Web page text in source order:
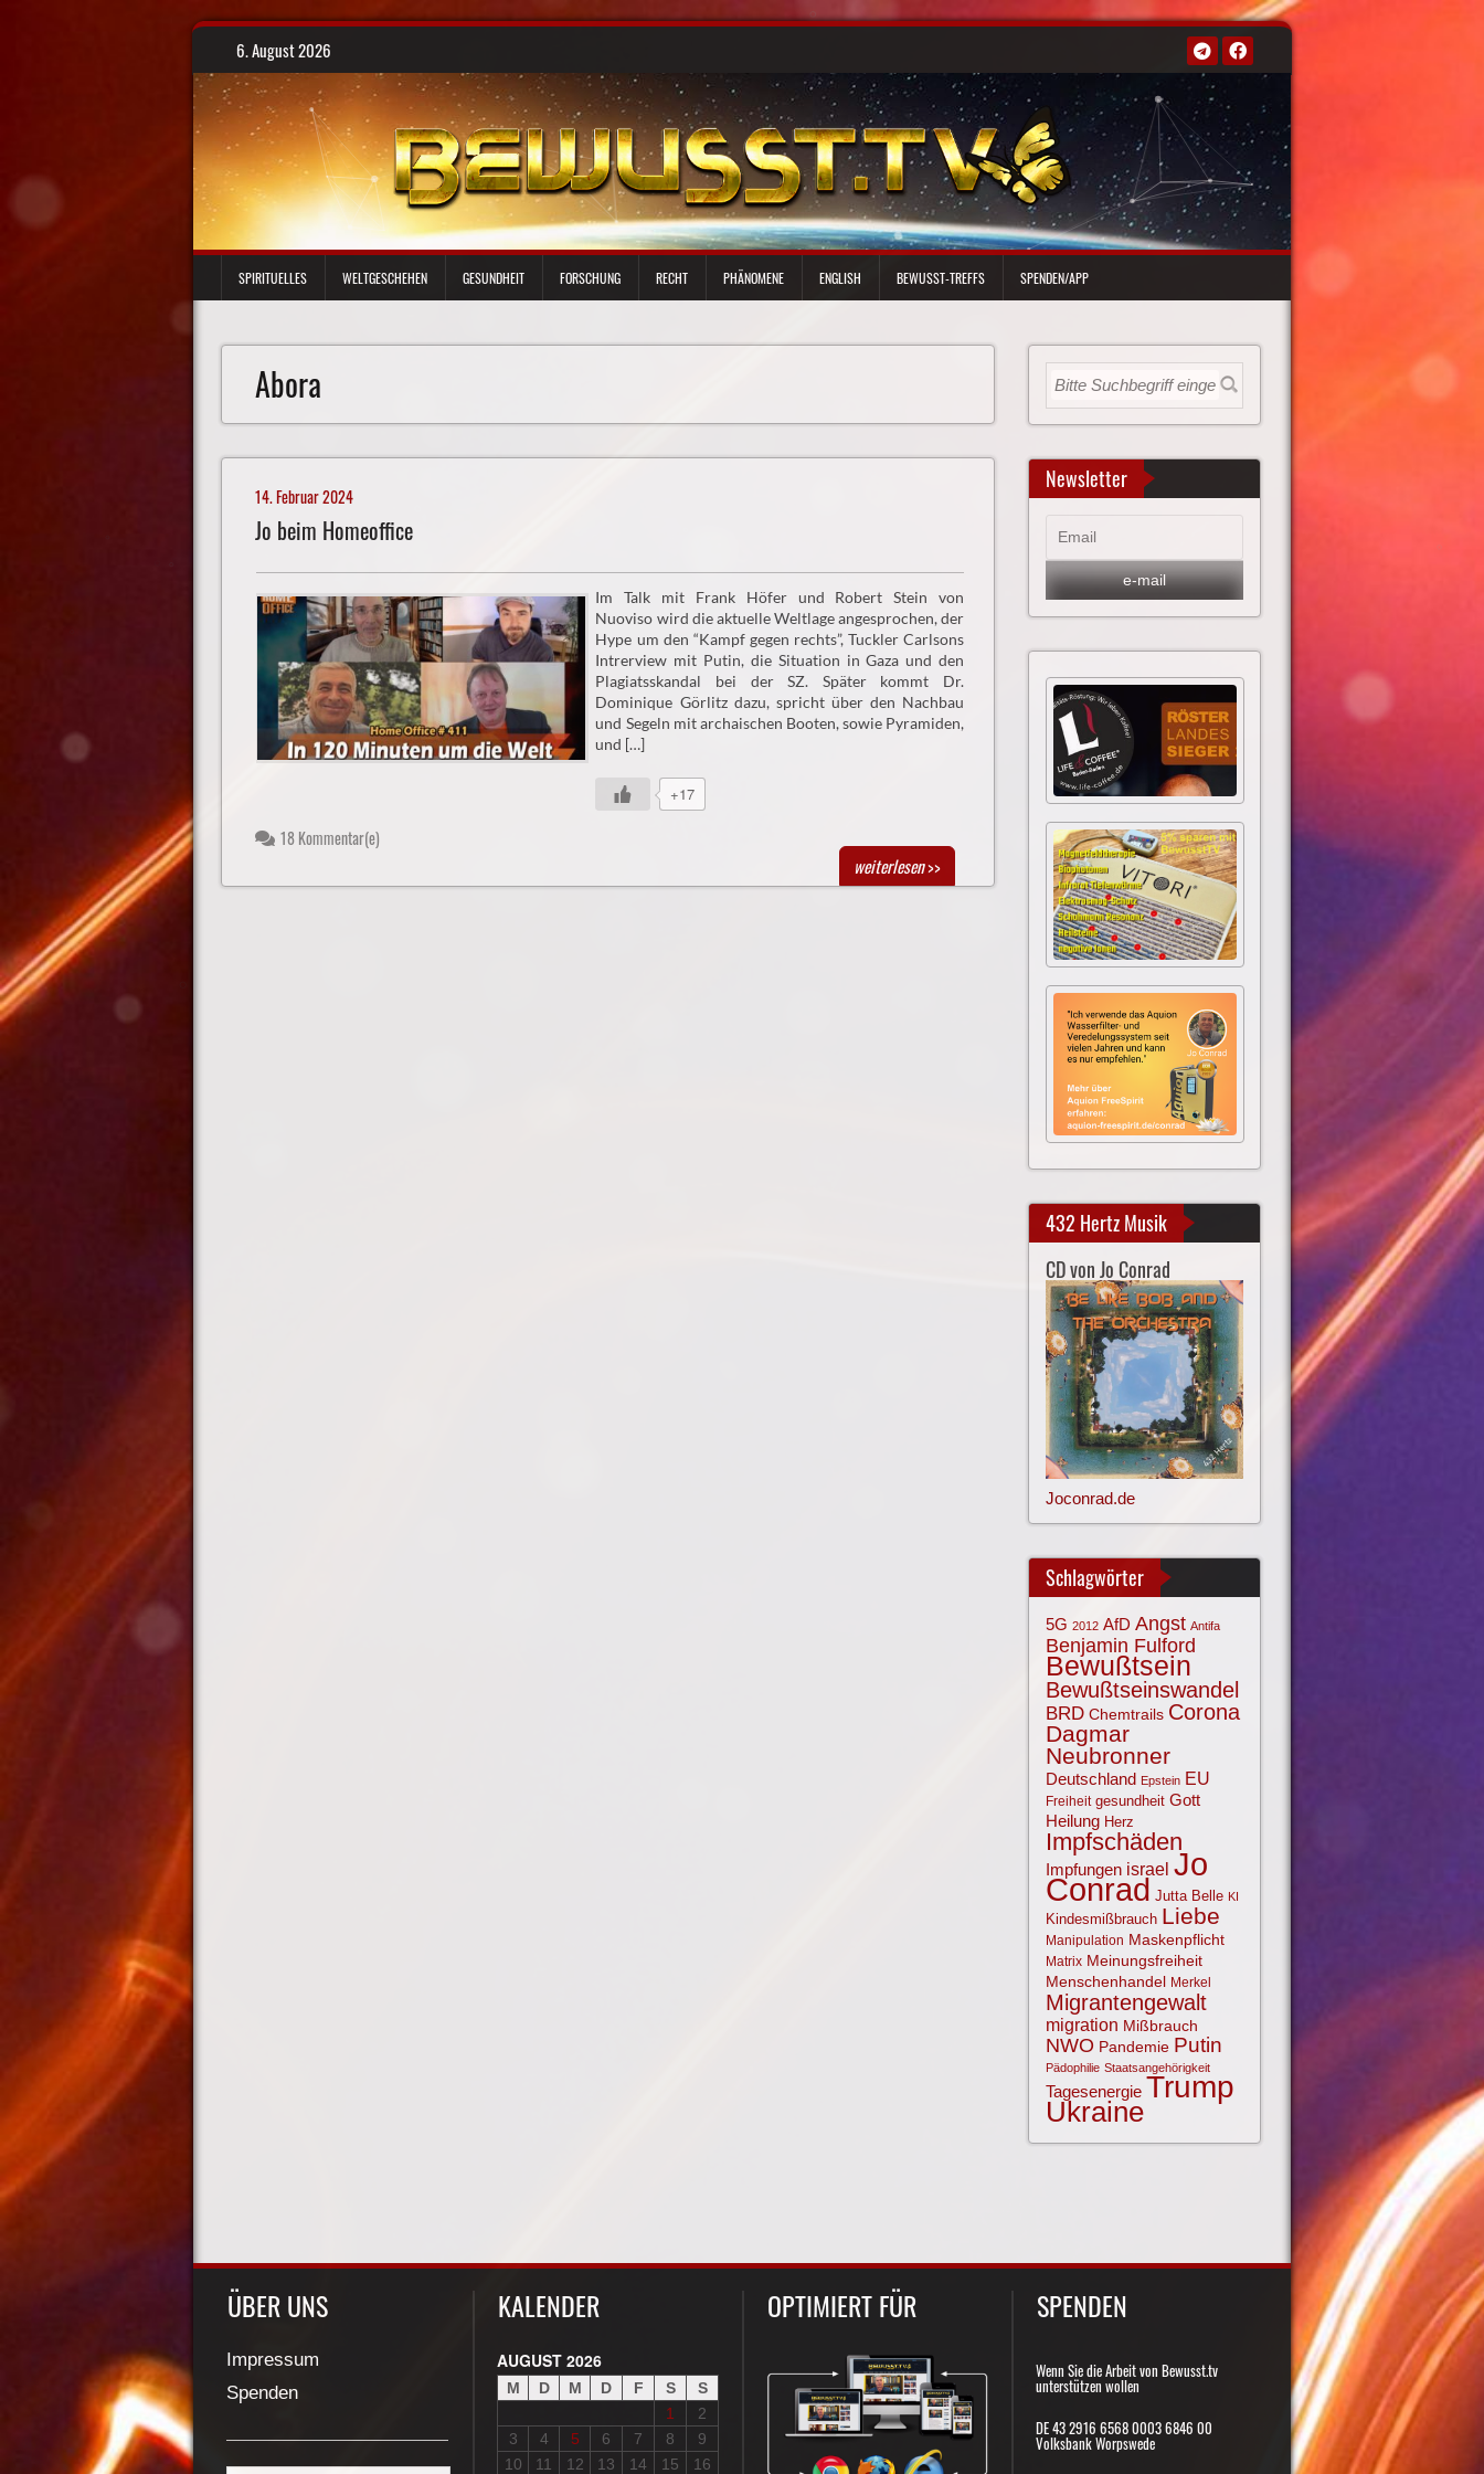
Skip
content
6. August 2026
SPIRITUELLES WELTGESCHEHEN GESUNDHEIT FORSCHUNG RECHT PHÄNOMENE ENGLISH BEWUSST-TREFFS SPENDEN/APP
Abora
14. Februar 2024
Jo beim Homeoffice
Im Talk mit Frank Höfer und Robert Stein von
Nuoviso wird die aktuelle Weltlage angesprochen, der
Hype um den “Kampf gegen rechts”, Tuckler Carlsons
Intrerview mit Putin, die Situation in Gaza und den
Plagiatsskandal bei der SZ. Später kommt Dr.
Dominique Görlitz dazu, spricht über den Nachbau
und Segeln mit archaischen Booten, sowie Pyramiden,
und […]
+17
18 Kommentar(e)
weiterlesen>>
Newsletter
432 Hertz Musik
CD von Jo Conrad
Joconrad.de
Schlagwörter
5G 2012 AfD Angst Antifa
Benjamin Fulford
Bewußtsein
Bewußtseinswandel
BRD Chemtrails Corona
Dagmar
Neubronner
Deutschland Epstein EU
Freiheit gesundheit Gott
Heilung Herz
Impfschäden
Impfungen israel Jo
Conrad Jutta Belle KI
Kindesmißbrauch Liebe
Manipulation Maskenpflicht
Matrix Meinungsfreiheit
Menschenhandel Merkel
Migrantengewalt
migration Mißbrauch
NWO Pandemie Putin
Pädophilie Staatsangehörigkeit
Tagesenergie Trump
Ukraine
ÜBER UNS
Impressum
Spenden
KALENDER
AUGUST 2026
M D M D F S
S
1
2
3
4 5 6 7 8
9
10
11 12 13 14 15 16
OPTIMIERT FÜR SPENDEN
Wenn Sie die Arbeit von Bewusst.tv
unterstützen wollen
DE 43 2916 6568 0003 6846 00
Volksbank Worpswede